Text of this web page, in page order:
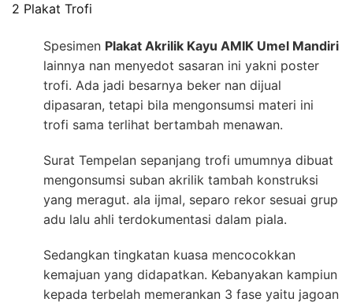
2 Plakat Trofi
Spesimen Plakat Akrilik Kayu AMIK Umel Mandiri
lainnya nan menyedot sasaran ini yakni poster
trofi. Ada jadi besarnya beker nan dijual
dipasaran, tetapi bila mengonsumsi materi ini
trofi sama terlihat bertambah menawan.
Surat Tempelan sepanjang trofi umumnya dibuat
mengonsumsi suban akrilik tambah konstruksi
yang meragut. ala ijmal, separo rekor sesuai grup
adu lalu ahli terdokumentasi dalam piala.
Sedangkan tingkatan kuasa mencocokkan
kemajuan yang didapatkan. Kebanyakan kampiun
kepada terbelah memerankan 3 fase yaitu jagoan